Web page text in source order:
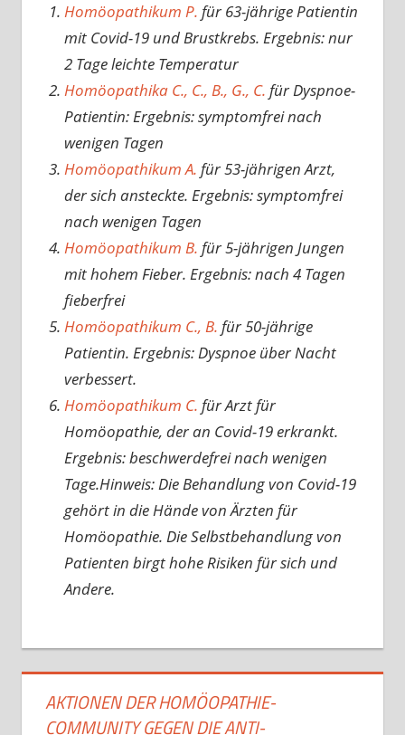
Homöopathikum P. für 63-jährige Patientin
mit Covid-19 und Brustkrebs. Ergebnis: nur
2 Tage leichte Temperatur
Homöopathika C., C., B., G., C. für Dyspnoe-
Patientin: Ergebnis: symptomfrei nach
wenigen Tagen
Homöopathikum A. für 53-jährigen Arzt,
der sich ansteckte. Ergebnis: symptomfrei
nach wenigen Tagen
Homöopathikum B. für 5-jährigen Jungen
mit hohem Fieber. Ergebnis: nach 4 Tagen
fieberfrei
Homöopathikum C., B. für 50-jährige
Patientin. Ergebnis: Dyspnoe über Nacht
verbessert.
Homöopathikum C. für Arzt für
Homöopathie, der an Covid-19 erkrankt.
Ergebnis: beschwerdefrei nach wenigen
Tage.Hinweis: Die Behandlung von Covid-19
gehört in die Hände von Ärzten für
Homöopathie. Die Selbstbehandlung von
Patienten birgt hohe Risiken für sich und
Andere.
AKTIONEN DER HOMÖOPATHIE-
COMMUNITY GEGEN DIE ANTI-